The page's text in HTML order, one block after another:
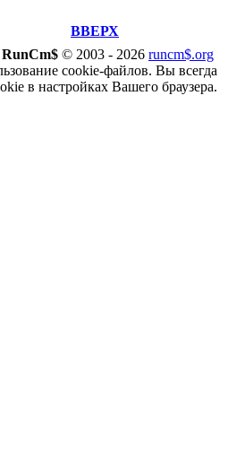
ВВЕРХ
RunCm$ © 2003 - 2026 runcm$.org
cookie-файлов. Вы всегда
в настройках Вашего браузера.